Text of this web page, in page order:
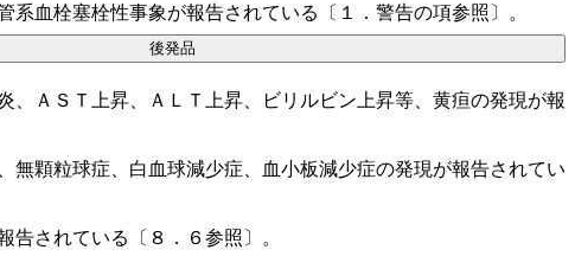
血栓塞栓性事象が報告されている〔１．警告の項参照〕。
ＡＳＴ上昇、ＡＬＴ上昇、ビリルビン上昇等、黄疸の発現が報
顆粒球症、白血球減少症、血小板減少症の発現が報告されてい
されている〔８．６参照〕。
後発品